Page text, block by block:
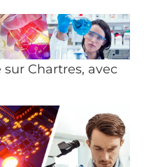
Chartres, avec